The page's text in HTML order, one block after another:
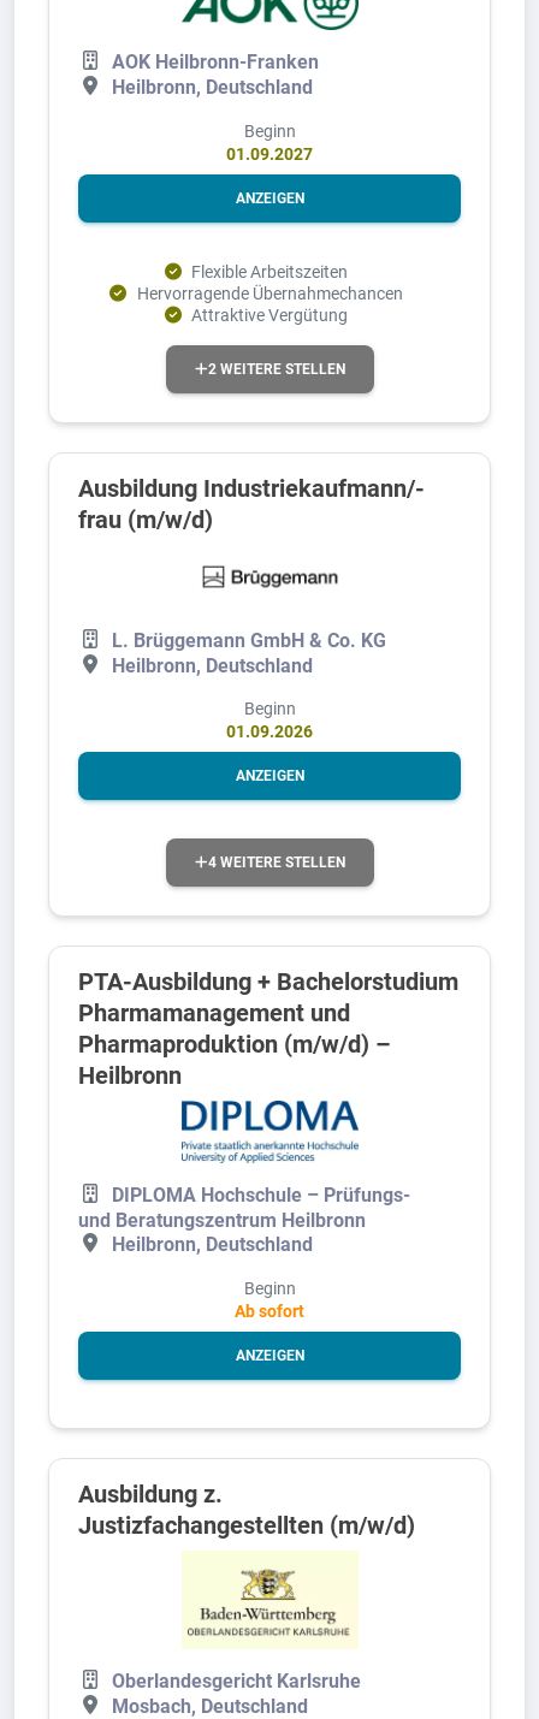
AOK Heilbronn-Franken
Heilbronn, Deutschland
Beginn
01.09.2027
ANZEIGEN
Flexible Arbeitszeiten
Hervorragende Übernahmechancen
Attraktive Vergütung
2 WEITERE STELLEN
Ausbildung Industriekaufmann/-
frau (m/w/d)
L. Brüggemann GmbH & Co. KG
Heilbronn, Deutschland
Beginn
01.09.2026
ANZEIGEN
4 WEITERE STELLEN
PTA-Ausbildung + Bachelorstudium
Pharmamanagement und
Pharmaproduktion (m/w/d) –
Heilbronn
DIPLOMA Hochschule – Prüfungs-
und Beratungszentrum Heilbronn
Heilbronn, Deutschland
Beginn
Ab sofort
ANZEIGEN
Ausbildung z.
Justizfachangestellten (m/w/d)
Oberlandesgericht Karlsruhe
Mosbach, Deutschland